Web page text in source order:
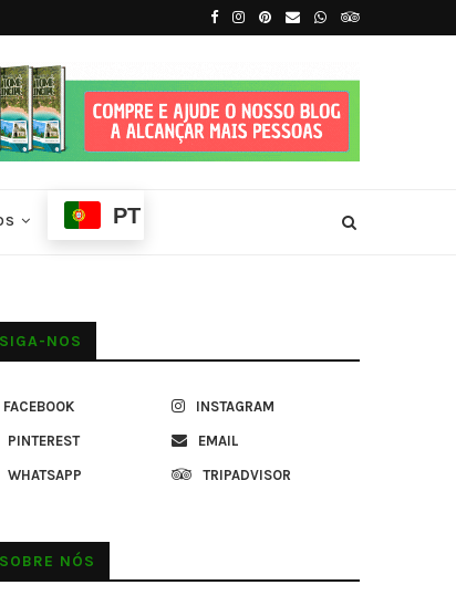
7 Principais Atrações Turísticas de São
PT
SIGA-NOS
FACEBOOK INSTAGRAM
PINTEREST EMAIL
WHATSAPP TRIPADVISOR
SOBRE NÓS